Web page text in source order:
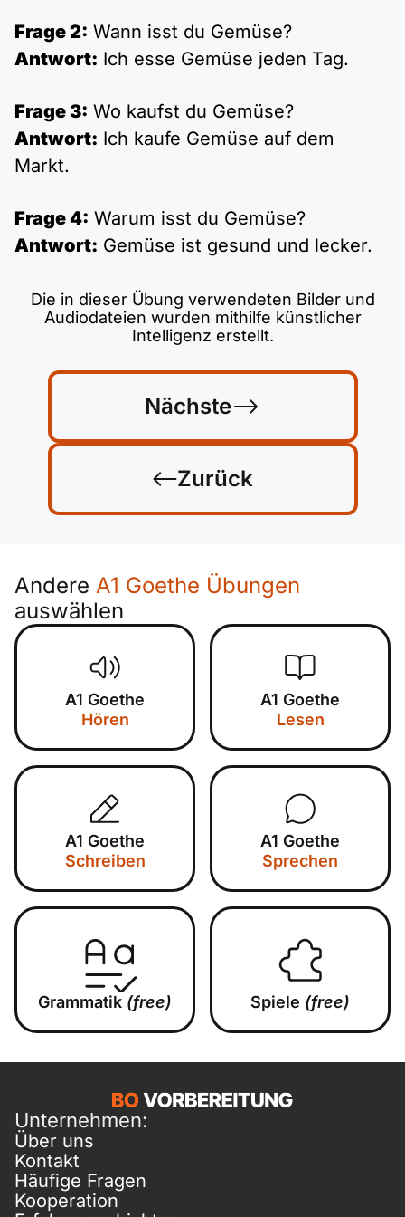
Pflege (telc)
A2 ÖIF
B1 telc
B1 ÖIF
B1 Pflege (telc)
B2 telc
B2 Pflege (telc)
Mehr Tools
Einbürgerungstest
Schulen & Kurse
Lebenslauf erstellen
Motivationsbriefe
Frage 2: Wann isst du Gemüse?
Antwort: Ich esse Gemüse jeden Tag.
Frage 3: Wo kaufst du Gemüse?
Antwort: Ich kaufe Gemüse auf dem
Markt.
Frage 4: Warum isst du Gemüse?
Antwort: Gemüse ist gesund und lecker.
Zurück
Nächste
Die in dieser Übung verwendeten Bilder und
Audiodateien wurden mithilfe künstlicher
Intelligenz erstellt.
Andere A1 Goethe Übungen
auswählen
A1 Goethe
Hören
A1 Goethe
Lesen
A1 Goethe
Schreiben
A1 Goethe
Sprechen
Grammatik (free) Spiele (free)
Unternehmen:
Über uns
Kontakt
Häufige Fragen
Kooperation